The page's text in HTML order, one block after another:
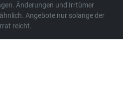
Änderungen und Irrtümer
Angebote nur solange der
reicht.